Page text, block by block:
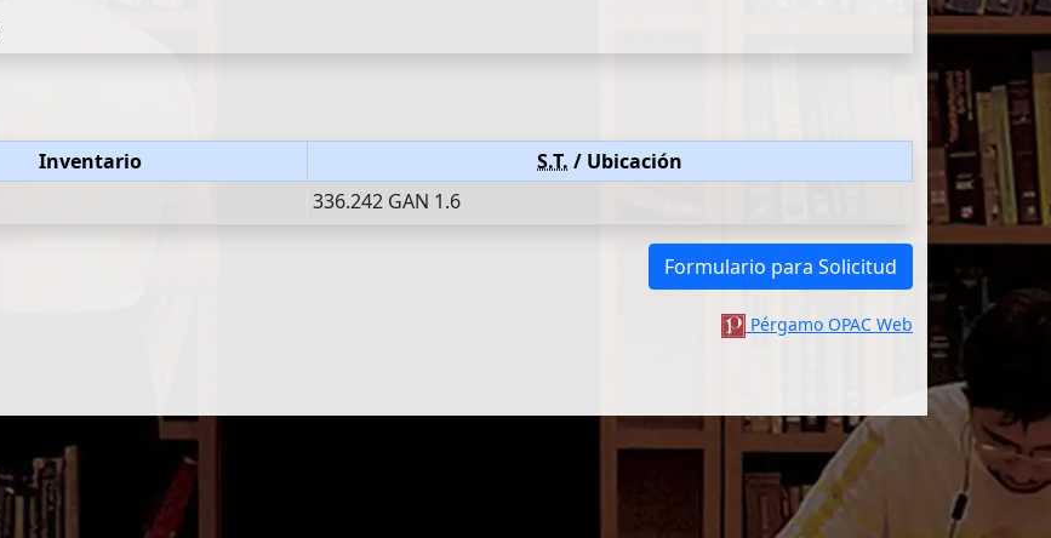
Inventario S.T. / Ubicación
336.242 GAN 1.6
Formulario para Solicitud
Pérgamo OPAC Web